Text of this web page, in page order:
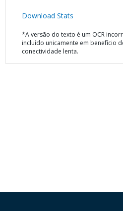
Download Stats
*A versão do texto é um OCR
incluído unicamente em benefício
conectividade lenta.